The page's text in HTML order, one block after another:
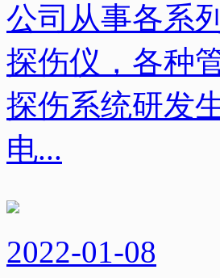
公司从事各系
探伤仪，各种
探伤系统研发
电...
2022-01-08